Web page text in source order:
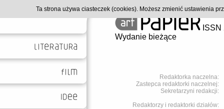
Wydanie bieżące
Redaktorka naczelna:
Zastepca redaktorki naczelnej:
Sekretarzyni redakcji:
Redaktorzy i redaktorki działów:
Ta strona używa ciasteczek (cookies). Możesz zmienić ustawienia